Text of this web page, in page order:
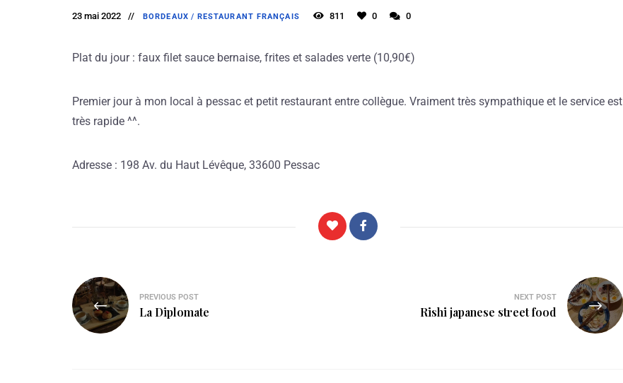
23 mai 2022 BORDEAUX / RESTAURANT FRANÇAIS 811 0 0
Plat du jour : faux filet sauce bernaise, frites et salades verte (10,90€)
Premier jour à mon local à pessac et petit restaurant entre collègue. Vraiment très sympathique et le service est
très rapide ^^.
Adresse : 198 Av. du Haut Lévêque, 33600 Pessac
PREVIOUS POST
La Diplomate
NEXT POST
Rishi japanese street food